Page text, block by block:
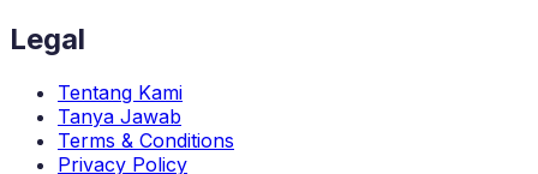
Legal
Tentang Kami
Tanya Jawab
Terms & Conditions
Privacy Policy